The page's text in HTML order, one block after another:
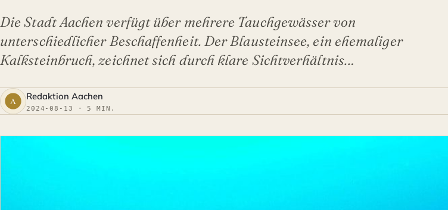
Die Stadt Aachen verfügt über mehrere Tauchgewässer von
unterschiedlicher Beschaffenheit. Der Blausteinsee, ein ehemaliger
Kalksteinbruch, zeichnet sich durch klare Sichtverhältnis…
Redaktion Aachen
2024-08-13 · 5 MIN.